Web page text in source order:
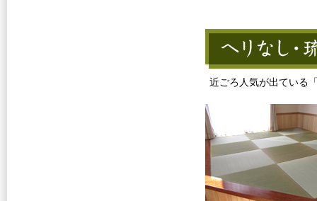
近ごろ人気が出ている